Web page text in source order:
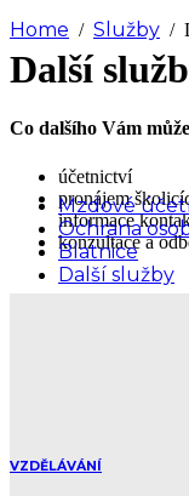
Home
Služby
Další
Co dalšího Vám
účetnictví
pronájem
informace
konzultace a
Mzdové
Ochrana
Blatnice
Další služby
VZDĚLÁVÁNÍ